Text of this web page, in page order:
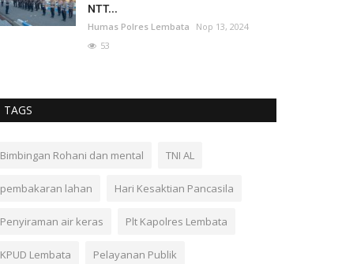
NTT...
Humas Polres Lembata
Nop 13, 2024
53
TAGS
Bimbingan Rohani dan mental TNI AL
pembakaran lahan Hari Kesaktian Pancasila
Penyiraman air keras Plt Kapolres Lembata
KPUD Lembata Pelayanan Publik